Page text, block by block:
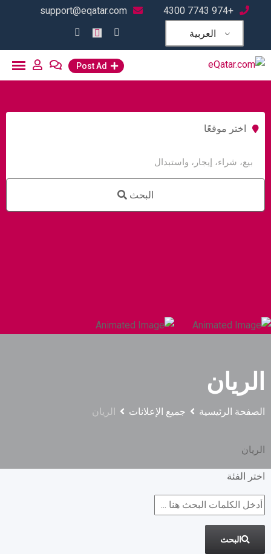
+974 7743 4300
support@eqatar.com
العربية
Post Ad
اختر موقعًا
البحث
الريان
الصفحة الرئيسية جميع الإعلانات الريان
الريان
اختر الفئة
البحث